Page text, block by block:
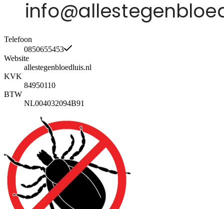
Telefoon
0850655453
Website
allestegenbloedluis.nl
KVK
84950110
BTW
NL004032094B91